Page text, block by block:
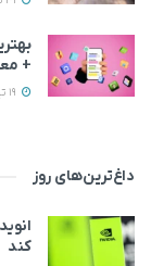
+ معرفی ۱۰
داغ‌ترین‌های روز
کند